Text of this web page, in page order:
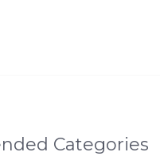
Categories